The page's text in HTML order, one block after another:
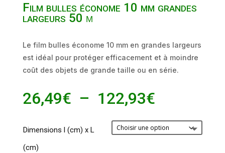
Film bulles économe 10 mm grandes
largeurs 50 µ
Le film bulles économe 10 mm en grandes largeurs
est idéal pour protéger efficacement et à moindre
coût des objets de grande taille ou en série.
26,49€ – 122,93€Plage
prix :
26,49€
Dimensions l (cm) x L
(cm)